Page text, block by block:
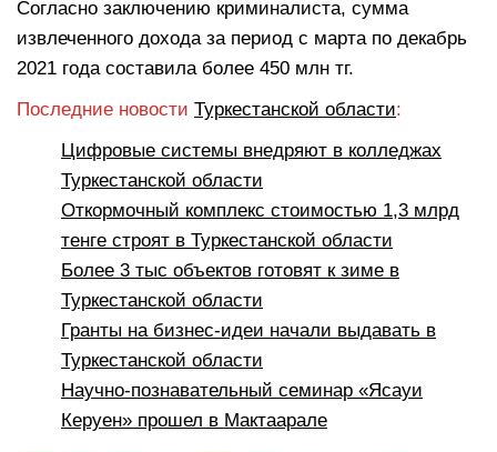
Согласно заключению криминалиста, сумма
извлеченного дохода за период с марта по декабрь
2021 года составила более 450 млн тг.
Последние новости Туркестанской области:
Цифровые системы внедряют в колледжах
Туркестанской области
Откормочный комплекс стоимостью 1,3 млрд
тенге строят в Туркестанской области
Более 3 тыс объектов готовят к зиме в
Туркестанской области
Гранты на бизнес-идеи начали выдавать в
Туркестанской области
Научно-познавательный семинар «Ясауи
Керуен» прошел в Мактаарале